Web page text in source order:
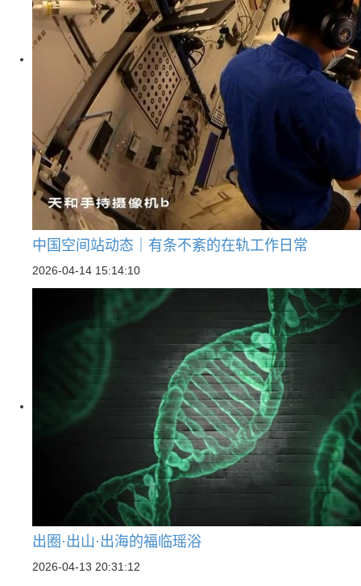
中国空间站动态｜有条不紊的在轨工作日常
2026-04-14 15:14:10
出圈·出山·出海的福临瑶浴
2026-04-13 20:31:12